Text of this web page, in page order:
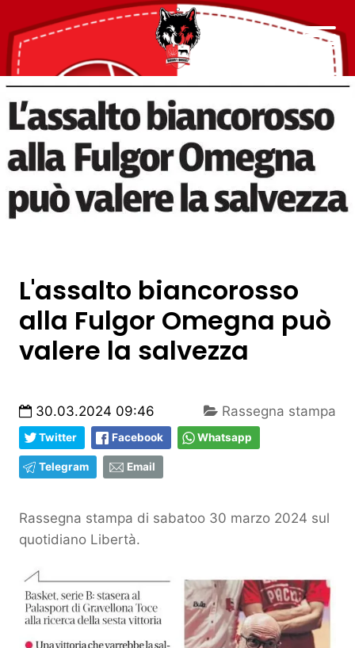
L'assalto biancorosso
alla Fulgor Omegna può
valere la salvezza
30.03.2024 09:46 Rassegna stampa
Twitter Facebook Whatsapp
Telegram Email
Rassegna stampa di sabatoo 30 marzo 2024 sul
quotidiano Libertà.